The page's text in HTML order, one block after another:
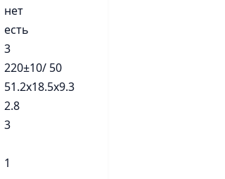
нет
есть
3
220±10/ 50
51.2x18.5x9.3
2.8
3
1